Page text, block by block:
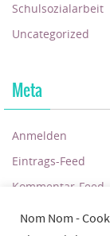
Schulsozialarbeit
Uncategorized
Meta
Anmelden
Eintrags-Feed
Kommentar-Feed
WordPress.org
Nom Nom -